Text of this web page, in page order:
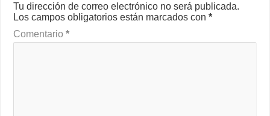
Tu dirección de correo electrónico no será publicada.
Los campos obligatorios están marcados con*
Comentario*